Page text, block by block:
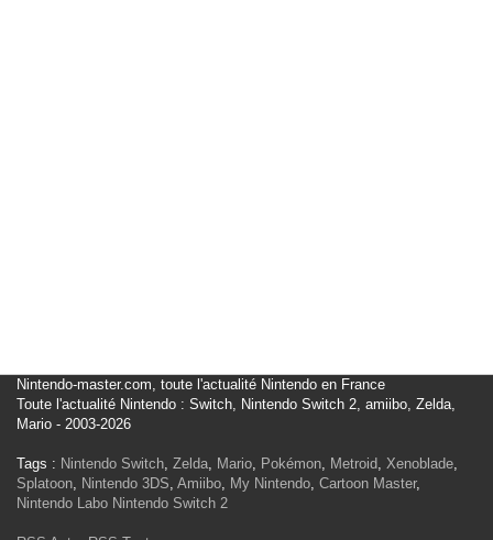
Nintendo-master.com, toute l'actualité Nintendo en France
Toute l'actualité Nintendo : Switch, Nintendo Switch 2, amiibo, Zelda,
Mario - 2003-2026
Tags : Nintendo Switch, Zelda, Mario, Pokémon, Metroid, Xenoblade,
Splatoon, Nintendo 3DS, Amiibo, My Nintendo, Cartoon Master,
Nintendo Labo Nintendo Switch 2